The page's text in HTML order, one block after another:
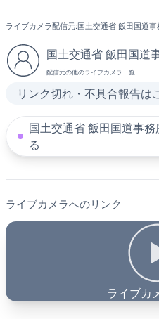
ライブカメラ配信元:国土交通省 飯田国道事
国土交通省 飯田国道
配信元の他のライブカメラ一覧
リンク切れ・不具合報告は
国土交通省 飯田国道事
る
ライブカメラへのリンク
ライブカ